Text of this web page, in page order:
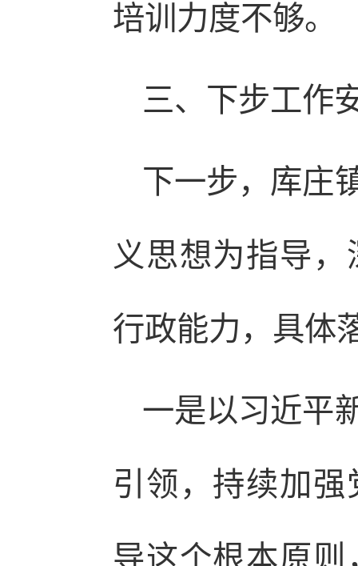
培训力度不够。
三、下步工作
下一步，库庄
义思想为指导
行政能力，具体
一是以习近平
引领，持续加
导这个根本原